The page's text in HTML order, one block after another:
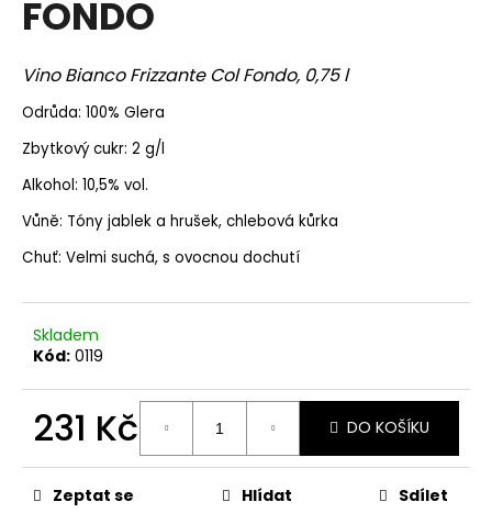
FONDO
Vino Bianco Frizzante Col Fondo, 0,75 l
Odrůda: 100% Glera
Zbytkový cukr: 2 g/l
Alkohol: 10,5% vol.
Vůně: Tóny jablek a hrušek, chlebová kůrka
Chuť: Velmi suchá, s ovocnou dochutí
Skladem
Kód: 0119
231 Kč
cena:
DO KOŠÍKU
Zeptat se Hlídat Sdílet
a
í
t
?
HLEDAT
D
p
o
u
č